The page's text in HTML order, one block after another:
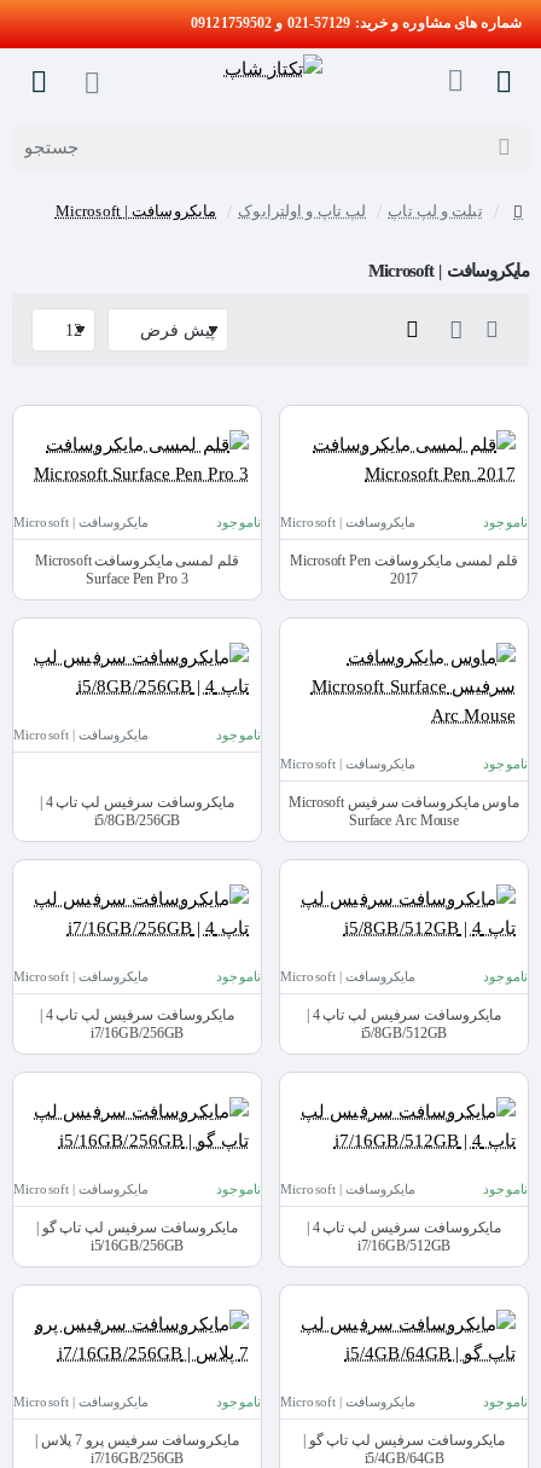
شماره های مشاوره و خرید: 57129-021 و 09121759502
جستجو
تبلت و لپ تاپ لپ تاپ و اولترابوک مایکروسافت | Microsoft
مایکروسافت | Microsoft
ناموجود مایکروسافت | Microsoft
قلم لمسی مایکروسافت Microsoft Pen
2017
ناموجود مایکروسافت | Microsoft
قلم لمسی مایکروسافت Microsoft
Surface Pen Pro 3
ناموجود مایکروسافت | Microsoft
ماوس مایکروسافت سرفیس Microsoft
Surface Arc Mouse
ناموجود مایکروسافت | Microsoft
i5/8GB/256GB
ناموجود مایکروسافت | Microsoft
i5/8GB/512GB
ناموجود مایکروسافت | Microsoft
i7/16GB/256GB
ناموجود مایکروسافت | Microsoft
i7/16GB/512GB
ناموجود مایکروسافت | Microsoft
مایکروسافت سرفیس لپ تاپ گو |
i5/16GB/256GB
ناموجود مایکروسافت | Microsoft
مایکروسافت سرفیس لپ تاپ گو |
i5/4GB/64GB
ناموجود مایکروسافت | Microsoft
مایکروسافت سرفیس پرو 7 پلاس |
i7/16GB/256GB